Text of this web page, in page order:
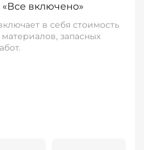
включено»
в себя стоимость
запасных